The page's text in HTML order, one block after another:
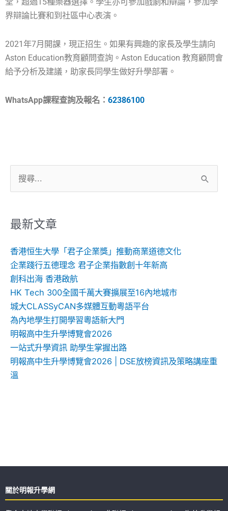
界辯論比賽和到社區中心表演。
2021年7月開課，現正招生。如果有興趣的家長及學生請向
Aston Education教育顧問查詢。Aston Education 教育顧問會
給予分析及建議，助家長同學生做好升學部署。
WhatsApp課程查詢及報名： 62386100
尋
鍵
最新文章
香港恒生大學「君子企業獎」推動商業道德文化
企業踐行五德理念 君子企業指數創十年新高
創科出海 香港啟航
HK Tech 300全國千萬大賽擴展至16內地城市
城大CLASSyCAN多媒體互動粵語平台
為內地學生打開學習粵語新大門
明報高中生升學博覽會2026
一站式升學資訊 助學生掌握出路
明報高中生升學博覽會2026 | DSE放榜資訊及策略講座重
溫
關於明報升學網